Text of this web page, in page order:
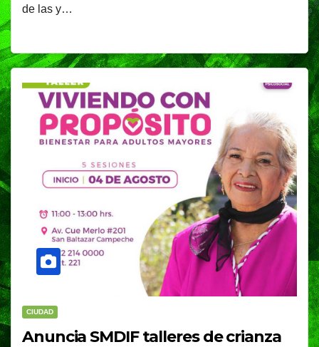
de las y…
CIUDAD
Anuncia SMDIF talleres de crianza